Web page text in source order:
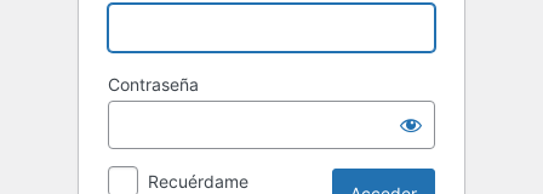
Contraseña
Recuérdame